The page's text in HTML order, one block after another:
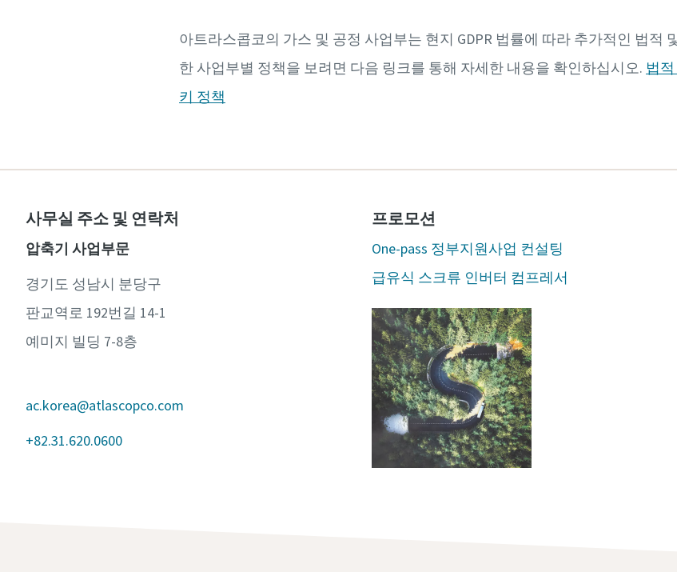
아트라스콥코의 가스 및 공정 사업부는 현지 GDPR 법률에 따라 추가적인 법적
한 사업부별 정책을 보려면 다음 링크를 통해 자세한 내용을 확인하십시오. 법
키 정책
사무실 주소 및 연락처
압축기 사업부문
경기도 성남시 분당구
판교역로 192번길 14-1
예미지 빌딩 7-8층
ac.korea@atlascopco.com
+82.31.620.0600
프로모션
One-pass 정부지원사업 컨설팅
급유식 스크류 인버터 컴프레서